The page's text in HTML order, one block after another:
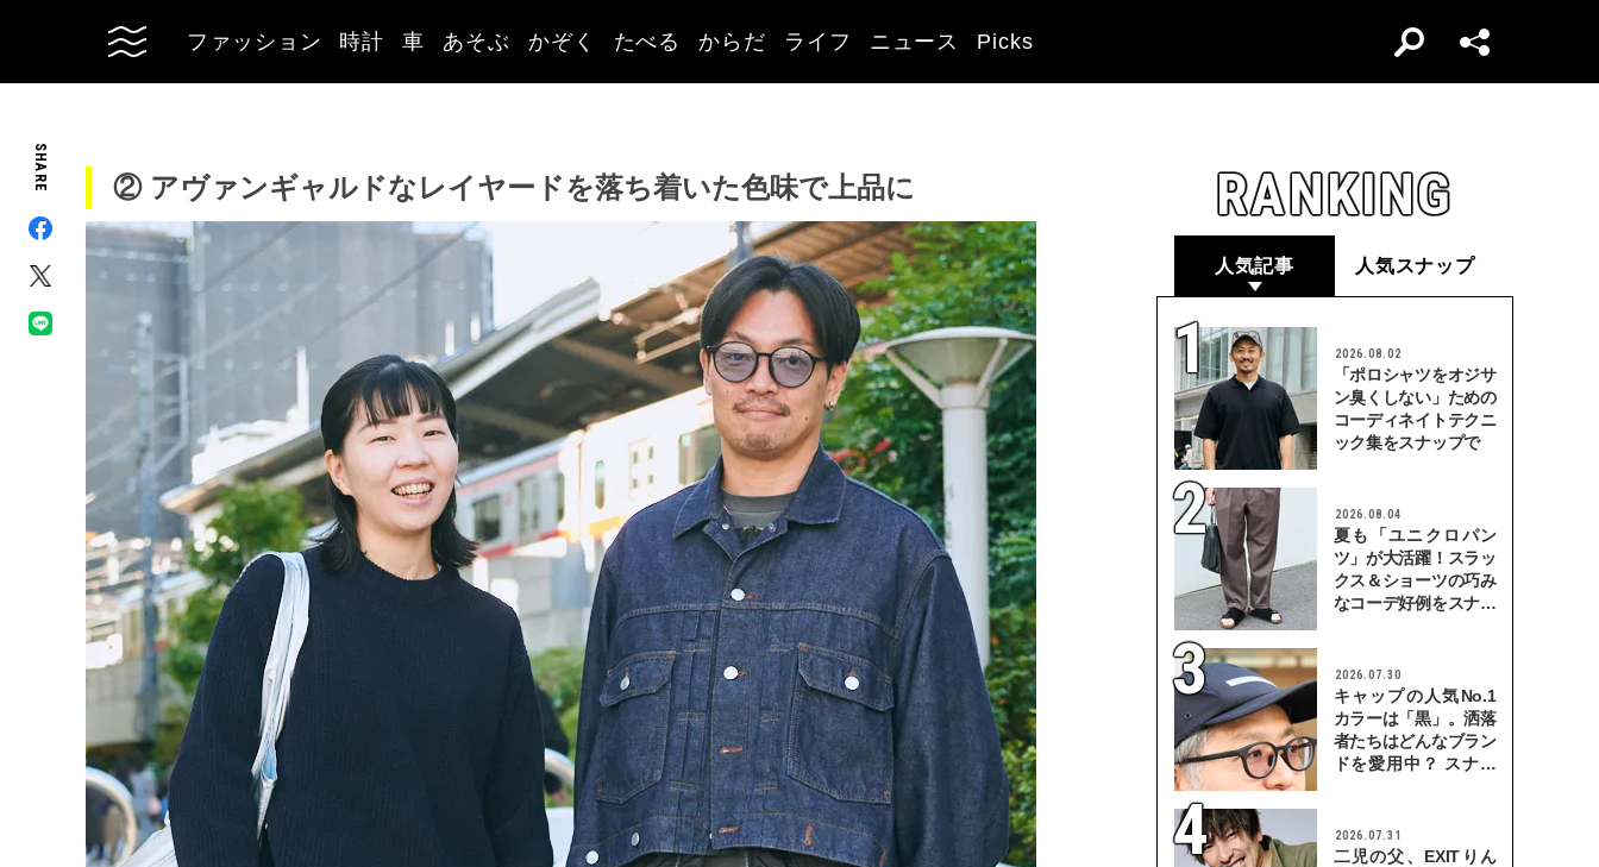
ファッション 時計 車 あそぶ かぞく たべる からだ ライフ ニュース Picks
SHARE ② アヴァンギャルドなレイヤードを落ち着いた色味で上品に RANKING
人気記事 人気スナップ
2026.08.02
「ポロシャツをオジサ
ン臭くしない」ための
コーディネイトテクニ
ック集をスナップで
2026.08.04
夏も「ユニクロパン
ツ」が大活躍！スラッ
クス＆ショーツの巧み
なコーデ好例をスナッ
2026.07.30
キャップの人気No.1
カラーは「黒」。洒落
者たちはどんなブラン
ドを愛用中？ スナッ
2026.07.31
二児の父、EXITりん